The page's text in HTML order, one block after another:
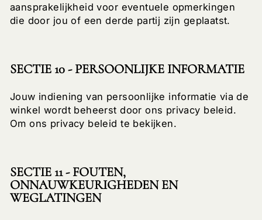
aansprakelijkheid voor eventuele opmerkingen
die door jou of een derde partij zijn geplaatst.
SECTIE 10 - PERSOONLIJKE INFORMATIE
Jouw indiening van persoonlijke informatie via de
winkel wordt beheerst door ons privacy beleid.
Om ons privacy beleid te bekijken.
SECTIE 11 - FOUTEN,
ONNAUWKEURIGHEDEN EN
WEGLATINGEN